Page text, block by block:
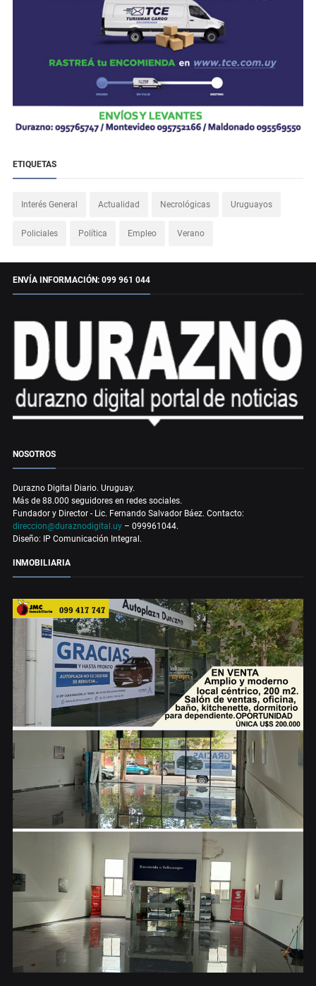
ETIQUETAS
Interés General Actualidad Necrológicas Uruguayos
Policiales Política Empleo Verano
ENVÍA INFORMACIÓN: 099 961 044
NOSOTROS
Durazno Digital Diario. Uruguay.
Más de 88.000 seguidores en redes sociales.
Fundador y Director - Lic. Fernando Salvador Báez. Contacto:
direccion@duraznodigital.uy – 099961044.
Diseño: IP Comunicación Integral.
INMOBILIARIA